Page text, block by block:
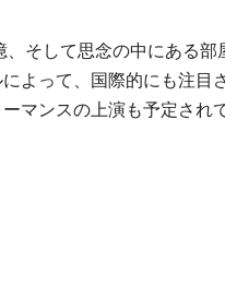
そして思念の中にある部
よって、国際的にも注目
マンスの上演も予定され